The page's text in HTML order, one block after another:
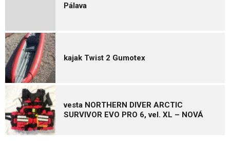
Pálava
kajak Twist 2 Gumotex
vesta NORTHERN DIVER ARCTIC
SURVIVOR EVO PRO 6, vel. XL – NOVÁ